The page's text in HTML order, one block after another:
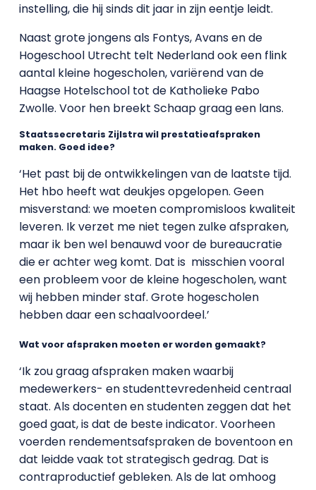
instelling, die hij sinds dit jaar in zijn eentje leidt.
Naast grote jongens als Fontys, Avans en de
Hogeschool Utrecht telt Nederland ook een flink
aantal kleine hogescholen, variërend van de
Haagse Hotelschool tot de Katholieke Pabo
Zwolle. Voor hen breekt Schaap graag een lans.
Staatssecretaris Zijlstra wil prestatieafspraken
maken. Goed idee?
‘Het past bij de ontwikkelingen van de laatste tijd.
Het hbo heeft wat deukjes opgelopen. Geen
misverstand: we moeten compromisloos kwaliteit
leveren. Ik verzet me niet tegen zulke afspraken,
maar ik ben wel benauwd voor de bureaucratie
die er achter weg komt. Dat is misschien vooral
een probleem voor de kleine hogescholen, want
wij hebben minder staf. Grote hogescholen
hebben daar een schaalvoordeel.’
Wat voor afspraken moeten er worden gemaakt?
‘Ik zou graag afspraken maken waarbij
medewerkers- en studenttevredenheid centraal
staat. Als docenten en studenten zeggen dat het
goed gaat, is dat de beste indicator. Voorheen
voerden rendementsafspraken de boventoon en
dat leidde vaak tot strategisch gedrag. Dat is
contraproductief gebleken. Als de lat omhoog